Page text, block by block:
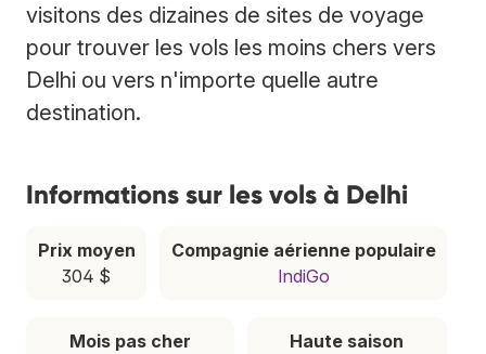
visitons des dizaines de sites de voyage
pour trouver les vols les moins chers vers
Delhi ou vers n'importe quelle autre
destination.
Informations sur les vols à Delhi
Prix moyen
304 $
Compagnie aérienne populaire
IndiGo
Mois pas cher
Haute saison